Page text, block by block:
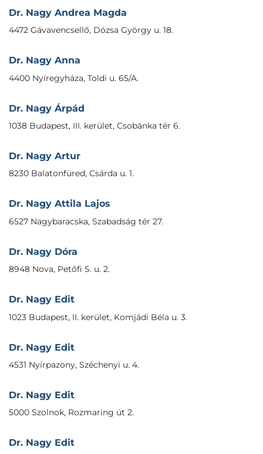
Dr. Nagy Andrea Magda
4472 Gávavencsellő, Dózsa György u. 18.
Dr. Nagy Anna
4400 Nyíregyháza, Toldi u. 65/A.
Dr. Nagy Árpád
1038 Budapest, III. kerület, Csobánka tér 6.
Dr. Nagy Artur
8230 Balatonfüred, Csárda u. 1.
Dr. Nagy Attila Lajos
6527 Nagybaracska, Szabadság tér 27.
Dr. Nagy Dóra
8948 Nova, Petőfi S. u. 2.
Dr. Nagy Edit
1023 Budapest, II. kerület, Komjádi Béla u. 3.
Dr. Nagy Edit
4531 Nyírpazony, Széchenyi u. 4.
Dr. Nagy Edit
5000 Szolnok, Rozmaring út 2.
Dr. Nagy Edit